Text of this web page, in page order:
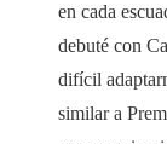
en cada
debuté con
difícil
similar a